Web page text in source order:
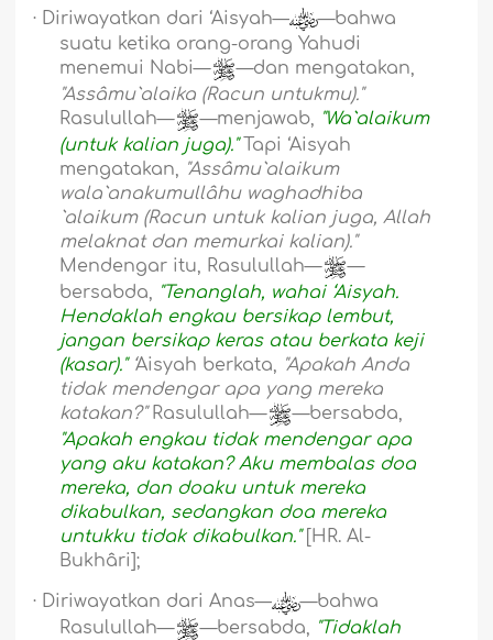
· Diriwayatkan dari ‘Aisyah—
—bahwa
suatu ketika orang-orang Yahudi
menemui Nabi—
—dan mengatakan,
"Assâmu`alaika (Racun untukmu)."
Rasulullah—
—menjawab, "Wa`alaikum
(untuk kalian juga)."
Tapi ‘Aisyah
mengatakan, "Assâmu`alaikum
wala`anakumullâhu waghadhiba
`alaikum (Racun untuk kalian juga, Allah
melaknat dan memurkai kalian)."
Mendengar itu, Rasulullah—
—
bersabda, "Tenanglah, wahai ‘Aisyah.
Hendaklah engkau bersikap lembut,
jangan bersikap keras atau berkata keji
(kasar)." ‘Aisyah berkata, "Apakah Anda
tidak mendengar apa yang mereka
katakan?"Rasulullah—
—bersabda,
"Apakah engkau tidak mendengar apa
yang aku katakan? Aku membalas doa
mereka, dan doaku untuk mereka
dikabulkan, sedangkan doa mereka
untukku tidak dikabulkan." [HR. Al-
Bukhâri];
· Diriwayatkan dari Anas—
—bahwa
Rasulullah—
—bersabda, "Tidaklah